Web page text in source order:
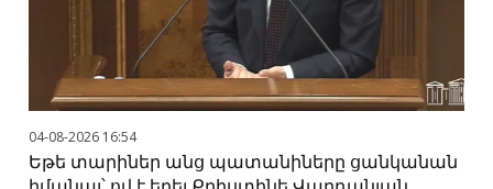
04-08-2026 16:54
Եթե տարիներ անց պատանիները ցանկանան